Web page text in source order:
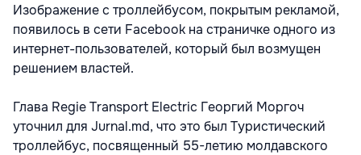
Изображение с троллейбусом, покрытым рекламой,
появилось в сети Facebook на страничке одного из
интернет-пользователей, который был возмущен
решением властей.
Глава Regie Transport Electric Георгий Моргоч
уточнил для Jurnal.md, что это был Туристический
троллейбус, посвященный 55-летию молдавского